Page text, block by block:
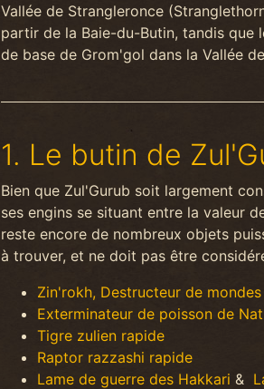
Vallée de Strangleronce
partir de la Baie-du-Butin, tandis que
de base de Grom'gol dans la Vallée
1. Le butin de
Bien que Zul'Gurub soit largement
ses engins se situant entre la valeur
reste encore de nombreux objets
à trouver, et ne doit pas être
Zin'rokh, Destructeur de mondes
Exterminateur de poisson de
Tigre zulien rapide
Raptor razzashi rapide
Lame de guerre des Hakkari &